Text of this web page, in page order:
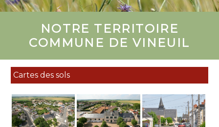
NOTRE TERRITOIRE
COMMUNE DE VINEUIL
Cartes des sols